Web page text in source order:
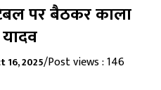
पर बैठकर काला
16, 2025/Post views : 146